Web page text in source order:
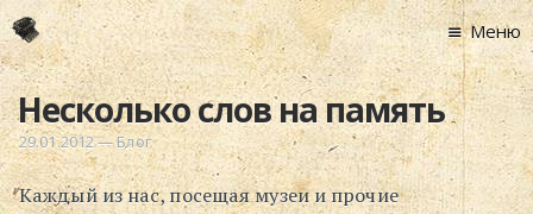
Главная
Новости
Графоманство
* Автотекст
Меню
Несколько слов на память
29.01.2012—Блог
Каждый из нас, посещая музеи и прочие